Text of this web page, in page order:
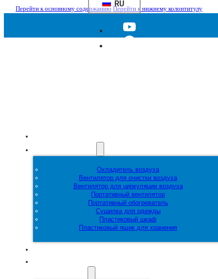
Перейти к основному содержанию Перейти к нижнему колонтитулу
RU
Охладитель воздуха
Вентилятор для очистки воздуха
Вентилятор для циркуляции воздуха
Портативный вентилятор
Портативный обогреватель
Сушилка для одежды
Пластиковый шкаф
Пластиковый ящик для хранения